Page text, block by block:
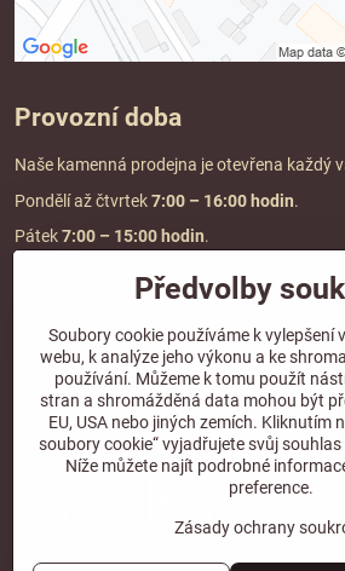
Provozní doba
Naše kamenná prodejna je otevřena každý
Pondělí až čtvrtek7:00 – 16:00 hodin.
Pátek7:00 – 15:00 hodin.
Doprava a platba
DOPRAVA ZDARMA
při objednávce nad2000 Kč vč. DPH.
*Nevztahuje se na paletovou přepravu.
Předvolby
Soubory cookie používáme k vylepšení
webu, k analýze jeho výkonu a ke
používání. Můžeme k tomu použít
stran a shromážděná data mohou být
EU, USA nebo jiných zemích. Kliknutím
soubory cookie“ vyjadřujete svůj
Níže můžete najít podrobné
preference.
Zásady ochrany